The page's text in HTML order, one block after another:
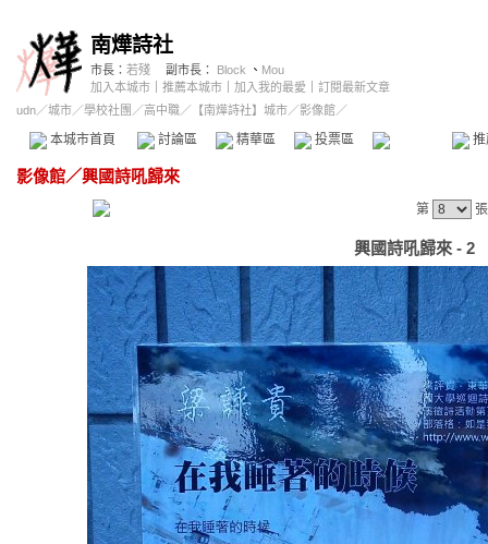
南燁詩社
市長： 若殘 副市長： Block 、 Mou
加入本城市
推薦本城市 加入我的最愛
訂閱最新文章
udn／城市／學校社團 ／高中職／ 【南燁詩社】城市／影像館／
本城市首頁 討論區 精華區 投票區 影像館
影像館／興國詩吼歸來
第
興國詩吼歸來 - 2